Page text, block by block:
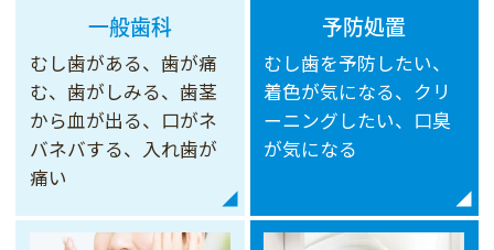
一般歯科
むし歯がある、歯が痛
む、歯がしみる、歯茎
から血が出る、口がネ
バネバする、入れ歯が
痛い
予防処置
むし歯を予防したい、
着色が気になる、クリ
ーニングしたい、口臭
が気になる